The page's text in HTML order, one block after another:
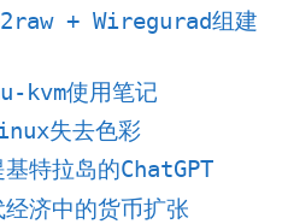
+ Wiregurad组建
kvm使用笔记
失去色彩
基特拉岛的ChatGPT
经济中的货币扩张